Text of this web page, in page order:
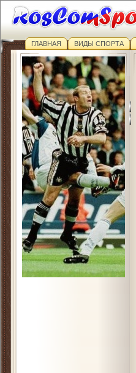
ГЛАВНАЯ ВИДЫ СПОРТА